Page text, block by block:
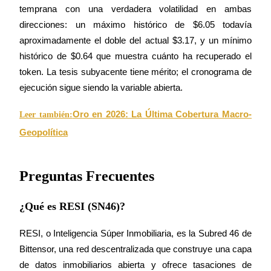
temprana con una verdadera volatilidad en ambas
direcciones: un máximo histórico de $6.05 todavía
aproximadamente el doble del actual $3.17, y un mínimo
histórico de $0.64 que muestra cuánto ha recuperado el
token. La tesis subyacente tiene mérito; el cronograma de
ejecución sigue siendo la variable abierta.
Leer también:Oro en 2026: La Última Cobertura Macro-
Geopolítica
Preguntas Frecuentes
¿Qué es RESI (SN46)?
RESI, o Inteligencia Súper Inmobiliaria, es la Subred 46 de
Bittensor, una red descentralizada que construye una capa
de datos inmobiliarios abierta y ofrece tasaciones de